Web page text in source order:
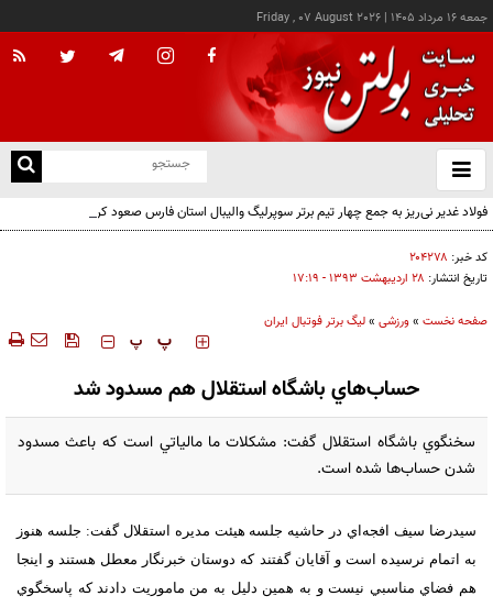
جمعه ۱۶ مرداد ۱۴۰۵ |
Friday , 07 August 2026
باز
و
فولاد غدیر نی‌ریز به جمع چهار تیم برتر سوپرلیگ والیبال استان فارس صعود کرد
کد خبر: ۲۰۴۲۷۸
تاریخ انتشار: ۲۸ ارديبهشت ۱۳۹۳ - ۱۷:۱۹
صفحه نخست »ورزشی »لیگ برتر فوتبال ایران
‍‍‍ پ پ
حساب‌هاي باشگاه استقلال هم مسدود شد
سخنگوي باشگاه استقلال گفت: مشکلات ما مالياتي است که باعث مسدود
شدن حساب‌ها شده است.
سيدرضا سيف افجه‌اي در حاشيه جلسه هيئت مديره استقلال گفت: جلسه هنوز
به اتمام نرسيده است و آقايان گفتند که دوستان خبرنگار معطل هستند و اينجا
هم فضاي مناسبي نيست و به همين دليل به من ماموريت دادند که پاسخگوي